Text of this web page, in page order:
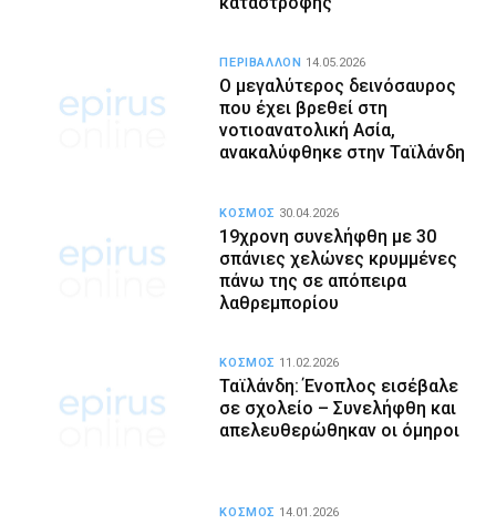
Ο μεγαλύτερος δεινόσαυρος
που έχει βρεθεί στη
νοτιοανατολική Ασία,
ανακαλύφθηκε στην Ταϊλάνδη
ΠΕΡΙΒΑΛΛΟΝ 14.05.2026
19χρονη συνελήφθη με 30
σπάνιες χελώνες κρυμμένες
πάνω της σε απόπειρα
λαθρεμπορίου
ΚΟΣΜΟΣ 30.04.2026
Ταϊλάνδη: Ένοπλος εισέβαλε
σε σχολείο – Συνελήφθη και
απελευθερώθηκαν οι όμηροι
ΚΟΣΜΟΣ 11.02.2026
ΚΟΣΜΟΣ 14.01.2026